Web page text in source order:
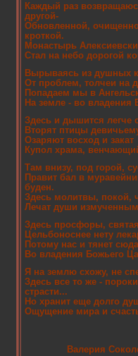
Каждый раз
другой-
Обновленной,
кроткой.
Монастырь
Стал на небо дорогой
Вырываясь из душных
От проблем, толчеи на
Попадаем мы в
На земле - во владения
Здесь и дышится легче
Вторят птицы
Озаряют восход и закат
Купол храма,
Там внизу, под горой,
Правит бал в
буден.
Здесь молитвы, покой,
Лечат души
Здесь просфоры,
Цельбоноснее нету
Потому нас и тянет
Во владения Божьего
Я на землю схожу, не
Здесь все то же -
страсти...
Но хранит еще долго
Ощущение мира и
Валерия